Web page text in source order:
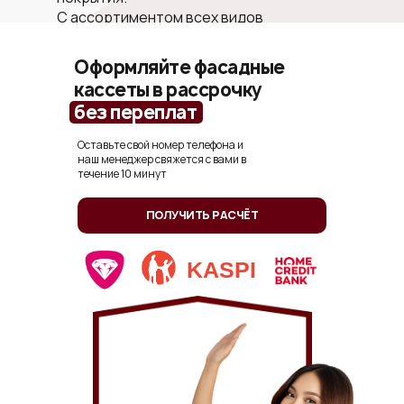
С ассортиментом всех видов
ознакомиться
в нашем каталоге
ПОЛУЧИТЬ РАСЧЁТ
Оставьте свой номер телефона и
наш менеджер свяжется с вами в
течение 10 минут
KASPI
Оформляйте фасадные
кассеты в рассрочку
без переплат